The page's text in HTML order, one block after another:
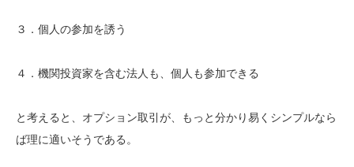
３．個人の参加を誘う
４．機関投資家を含む法人も、個人も参加できる
と考えると、オプション取引が、もっと分かり易くシンプルなら
ば理に適いそうである。